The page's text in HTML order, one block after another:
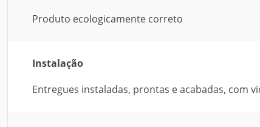
Produto ecologicamente correto
Instalação
Entregues instaladas, prontas e acabadas, com